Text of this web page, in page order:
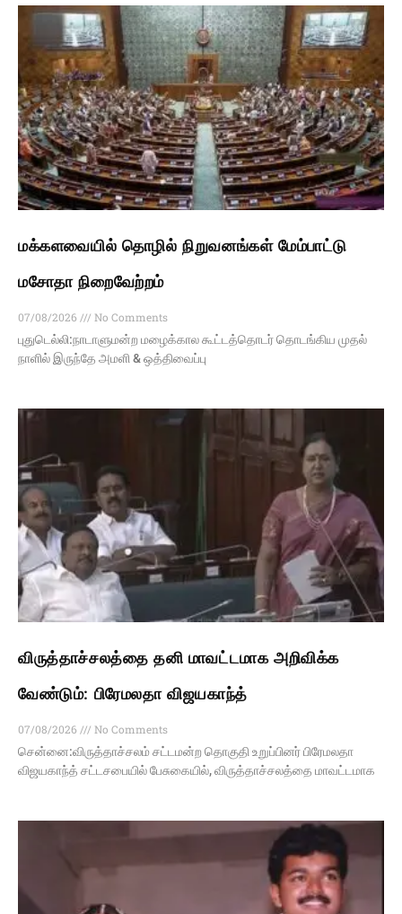
மக்களவையில் தொழில் நிறுவனங்கள் மேம்பாட்டு
மசோதா நிறைவேற்றம்
07/08/2026
No Comments
புதுடெல்லி:நாடாளுமன்ற மழைக்கால கூட்டத்தொடர் தொடங்கிய முதல்
நாளில் இருந்தே அமளி & ஒத்திவைப்பு
விருத்தாச்சலத்தை தனி மாவட்டமாக அறிவிக்க
வேண்டும்: பிரேமலதா விஜயகாந்த்
07/08/2026
No Comments
சென்னை:விருத்தாச்சலம் சட்டமன்ற தொகுதி உறுப்பினர் பிரேமலதா
விஜயகாந்த் சட்டசபையில் பேசுகையில், விருத்தாச்சலத்தை மாவட்டமாக